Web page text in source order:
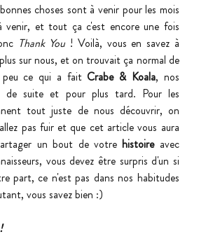
choses sont à venir pour les mois
venir, et tout ça c'est encore une fois
Thank You ! Voilà, vous en savez à
sur nous, et on trouvait ça normal de
peu ce qui a fait Crabe & Koala, nos
suite et pour plus tard. Pour les
tout juste de nous découvrir, on
pas fuir et que cet article vous aura
un bout de votre histoire avec
vous devez être surpris d'un si
part, ce n'est pas dans nos habitudes
vous savez bien :)